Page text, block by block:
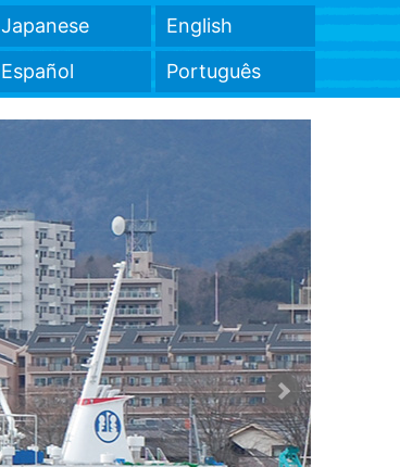
Japanese
English
Español
Português